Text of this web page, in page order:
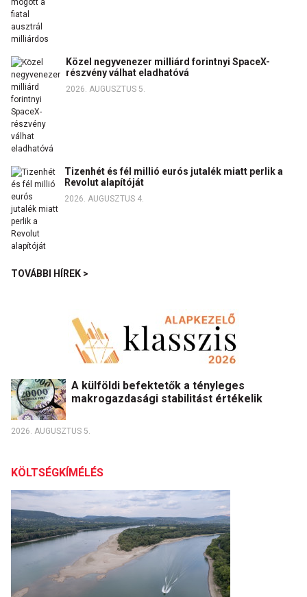
Közel negyvenezer milliárd forintnyi SpaceX-
részvény válhat eladhatóvá
2026. AUGUSZTUS 5.
Tizenhét és fél millió eurós jutalék miatt perlik a
Revolut alapítóját
2026. AUGUSZTUS 4.
TOVÁBBI HÍREK >
A külföldi befektetők a tényleges
makrogazdasági stabilitást értékelik
2026. AUGUSZTUS 5.
KÖLTSÉGKÍMÉLÉS